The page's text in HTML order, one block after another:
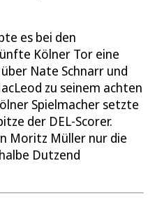
es bei den
Kölner Tor eine
Nate Schnarr und
zu seinem achten
Spielmacher setzte
der DEL-Scorer.
Moritz Müller nur die
Dutzend